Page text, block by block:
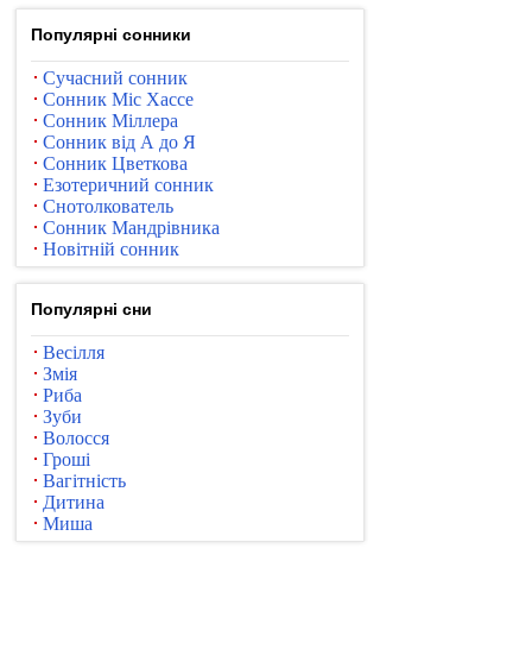
Популярні сонники
Сучасний сонник
Сонник Міс Хассе
Сонник Міллера
Сонник від А до Я
Сонник Цветкова
Езотеричний сонник
Снотолкователь
Сонник Мандрівника
Новітній сонник
Популярні сни
Весілля
Змія
Риба
Зуби
Волосся
Гроші
Вагітність
Дитина
Миша